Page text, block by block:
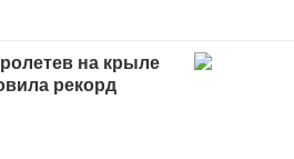
на крыле
рекорд